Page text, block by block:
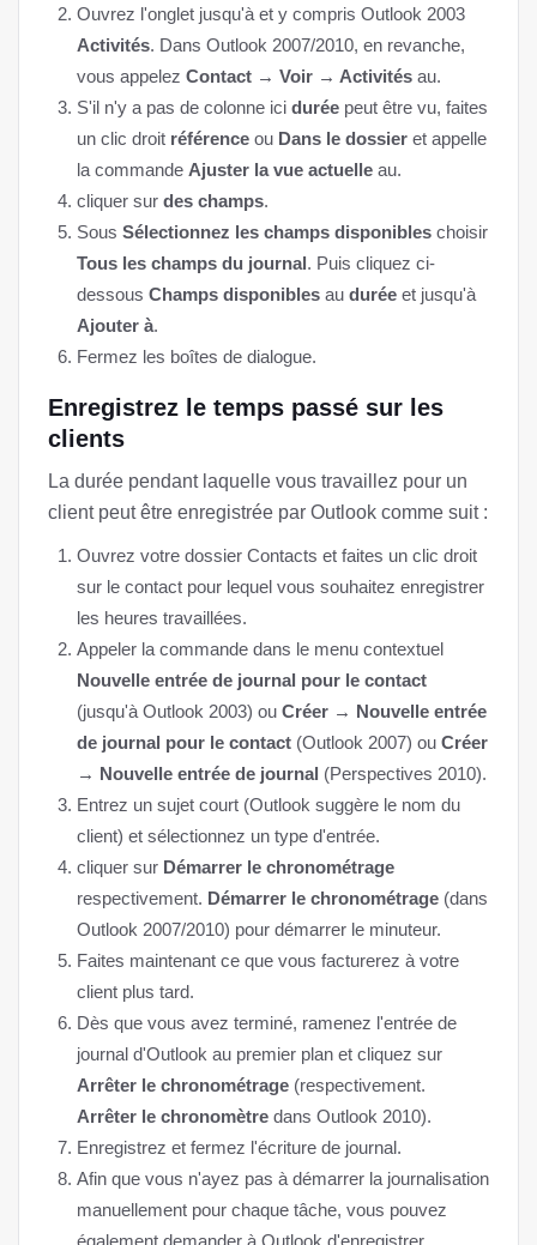
Ouvrez l'onglet jusqu'à et y compris Outlook 2003
Activités. Dans Outlook 2007/2010, en revanche,
vous appelez Contact → Voir → Activités au.
S'il n'y a pas de colonne ici durée peut être vu, faites
un clic droit référence ou Dans le dossier et appelle
la commande Ajuster la vue actuelle au.
cliquer sur des champs.
Sous Sélectionnez les champs disponibles choisir
Tous les champs du journal. Puis cliquez ci-
dessous Champs disponibles au durée et jusqu'à
Ajouter à.
Fermez les boîtes de dialogue.
Enregistrez le temps passé sur les
clients
La durée pendant laquelle vous travaillez pour un
client peut être enregistrée par Outlook comme suit :
Ouvrez votre dossier Contacts et faites un clic droit
sur le contact pour lequel vous souhaitez enregistrer
les heures travaillées.
Appeler la commande dans le menu contextuel
Nouvelle entrée de journal pour le contact
(jusqu'à Outlook 2003) ou Créer → Nouvelle entrée
de journal pour le contact (Outlook 2007) ou Créer
→ Nouvelle entrée de journal (Perspectives 2010).
Entrez un sujet court (Outlook suggère le nom du
client) et sélectionnez un type d'entrée.
cliquer sur Démarrer le chronométrage
respectivement. Démarrer le chronométrage (dans
Outlook 2007/2010) pour démarrer le minuteur.
Faites maintenant ce que vous facturerez à votre
client plus tard.
Dès que vous avez terminé, ramenez l'entrée de
journal d'Outlook au premier plan et cliquez sur
Arrêter le chronométrage (respectivement.
Arrêter le chronomètre dans Outlook 2010).
Enregistrez et fermez l'écriture de journal.
Afin que vous n'ayez pas à démarrer la journalisation
manuellement pour chaque tâche, vous pouvez
également demander à Outlook d'enregistrer